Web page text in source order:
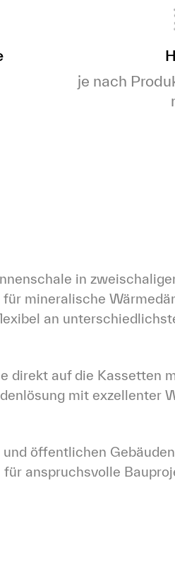
je nach
in
mineralische
an
direkt auf die Kassetten
mit exzellenter
öffentlichen
anspruchsvolle